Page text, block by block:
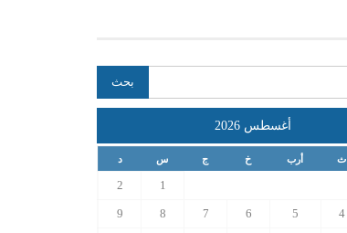
أغسطس 2026
ث أرب خ ج س د
1
2
4
5
6
7
8
9